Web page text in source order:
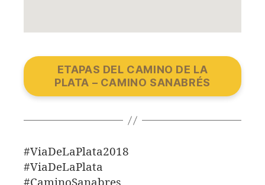
ETAPAS DEL CAMINO DE LA
PLATA – CAMINO SANABRÉS
#ViaDeLaPlata2018
#ViaDeLaPlata